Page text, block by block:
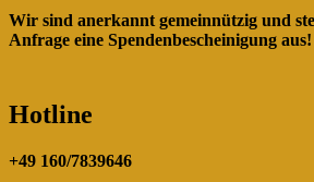
Wir sind anerkannt gemeinnützig und
Anfrage eine Spendenbescheinigung aus!
Hotline
+49 160/7839646